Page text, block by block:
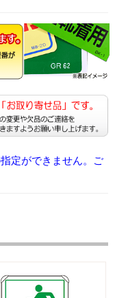
定ができません。ご